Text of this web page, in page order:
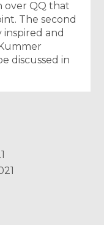
over QQ that
The second
and
discussed in